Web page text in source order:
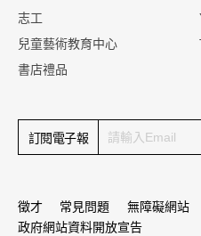
志工
兒童藝術教育中心
書店禮品
訂閱電子報
徵才 常見問題 無障礙網站
政府網站資料開放宣告